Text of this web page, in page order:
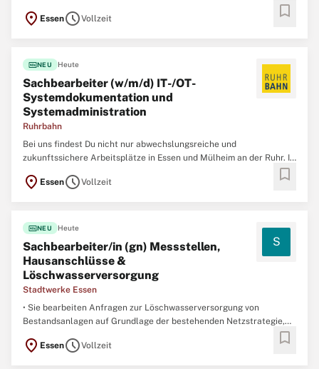
einem familiären Arbeitsumfeld, das von Respekt, gegenseitiger
Unterstützung und Wertschätzung geprägt ist, arbeiten rund 2.500
location_on EssenscheduleVollzeit bookmark
fiber_newNEU Heute
Sachbearbeiter (w/m/d) IT-/OT-
Systemdokumentation und
Systemadministration
Ruhrbahn
Bei uns findest Du nicht nur abwechslungsreiche und
zukunftssichere Arbeitsplätze in Essen und Mülheim an der Ruhr. In
einem familiären Arbeitsumfeld, das von Respekt, gegenseitiger
Unterstützung und Wertschätzung geprägt ist, arbeiten rund 2.500
location_on EssenscheduleVollzeit bookmark
fiber_newNEU Heute
Sachbearbeiter/in (gn) Messstellen,
Hausanschlüsse &
Löschwasserversorgung
Stadtwerke Essen
S
• Sie bearbeiten Anfragen zur Löschwasserversorgung von
Bestandsanlagen auf Grundlage der bestehenden Netzstrategie,
hygienischen Lösungen und erstellen sowie betreuen
location_on EssenscheduleVollzeit bookmark